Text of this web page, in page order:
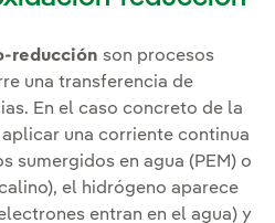
reducción son procesos
una transferencia de
En el caso concreto de la
aplicar una corriente continua
sumergidos en agua (PEM) o
el hidrógeno aparece
entran en el agua) y